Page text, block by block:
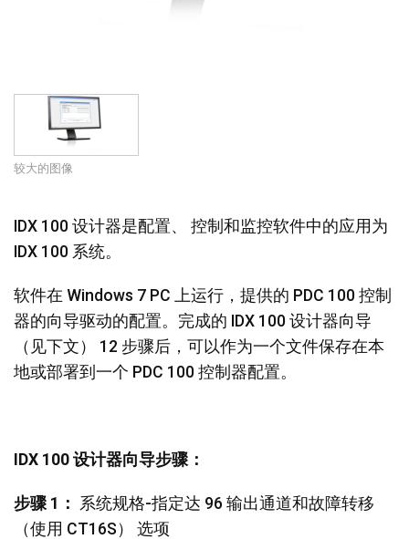
较大的图像
IDX 100 设计器是配置、 控制和监控软件中的应用为
IDX 100 系统。
软件在 Windows 7 PC 上运行，提供的 PDC 100 控制
器的向导驱动的配置。完成的 IDX 100 设计器向导
（见下文） 12 步骤后，可以作为一个文件保存在本
地或部署到一个 PDC 100 控制器配置。
IDX 100 设计器向导步骤：
步骤 1： 系统规格-指定达 96 输出通道和故障转移
（使用 CT16S） 选项